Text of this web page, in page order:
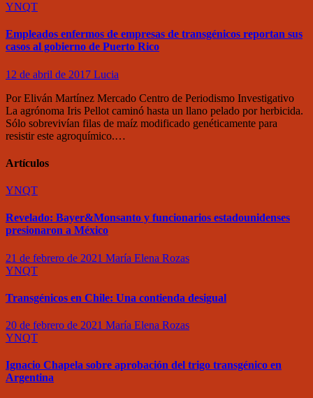
YNQT
Empleados enfermos de empresas de transgénicos reportan sus
casos al gobierno de Puerto Rico
12 de abril de 2017 Lucia
Por Eliván Martínez Mercado Centro de Periodismo Investigativo
La agrónoma Iris Pellot caminó hasta un llano pelado por herbicida.
Sólo sobrevivían filas de maíz modificado genéticamente para
resistir este agroquímico.…
Artículos
YNQT
Revelado: Bayer&Monsanto y funcionarios estadounidenses
presionaron a México
21 de febrero de 2021 María Elena Rozas
YNQT
Transgénicos en Chile: Una contienda desigual
20 de febrero de 2021 María Elena Rozas
YNQT
Ignacio Chapela sobre aprobación del trigo transgénico en
Argentina